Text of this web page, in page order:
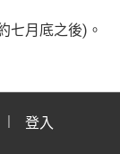
七月底之後)。
登入